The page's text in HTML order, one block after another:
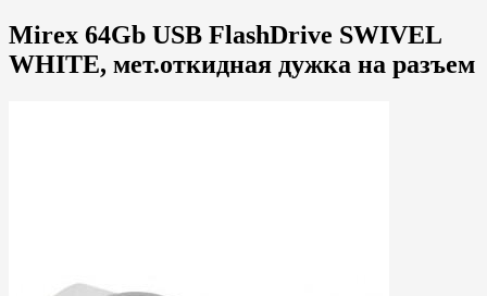
Mirex 64Gb USB FlashDrive SWIVEL
WHITE, мет.откидная дужка на разъем